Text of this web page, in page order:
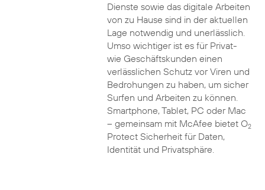
Dienste sowie das digitale Arbeiten
von zu Hause sind in der aktuellen
Lage notwendig und unerlässlich.
Umso wichtiger ist es für Privat-
wie Geschäftskunden einen
verlässlichen Schutz vor Viren und
Bedrohungen zu haben, um sicher
Surfen und Arbeiten zu können.
Smartphone, Tablet, PC oder Mac
– gemeinsam mit McAfee bietet O2
Protect Sicherheit für Daten,
Identität und Privatsphäre.